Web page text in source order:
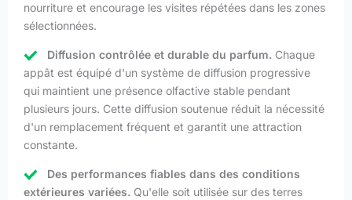
nourriture et encourage les visites répétées dans les zones
sélectionnées.
Diffusion contrôlée et durable du parfum. Chaque
appât est équipé d'un système de diffusion progressive
qui maintient une présence olfactive stable pendant
plusieurs jours. Cette diffusion soutenue réduit la nécessité
d'un remplacement fréquent et garantit une attraction
constante.
Des performances fiables dans des conditions
extérieures variées. Qu'elle soit utilisée sur des terres